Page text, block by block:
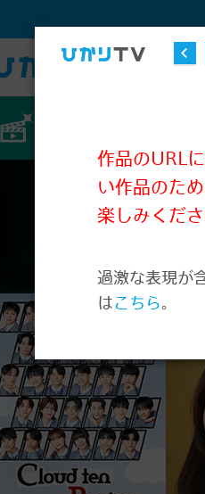
作品のURL
い作品のた
楽しみくださ
過激な表現が
はこちら。